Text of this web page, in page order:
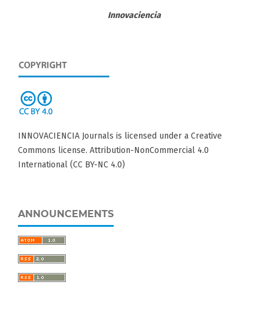
Innovaciencia
INNOVACIENCIA Journals is licensed under a Creative
Commons license. Attribution-NonCommercial 4.0
International (CC BY-NC 4.0)
ANNOUNCEMENTS